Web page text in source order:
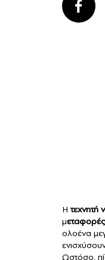
Η τεχνητή
μεταφορές
ολοένα
Ωστόσο,